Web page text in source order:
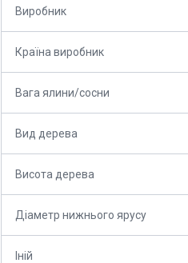
Виробник
Країна виробник
Вага ялини/сосни
Вид дерева
Висота дерева
Діаметр нижнього ярусу
Іній